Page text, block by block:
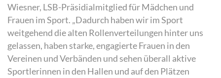
Wiesner, LSB-Präsidialmitglied für Mädchen und
Frauen im Sport. „Dadurch haben wir im Sport
weitgehend die alten Rollenverteilungen hinter uns
gelassen, haben starke, engagierte Frauen in den
Vereinen und Verbänden und sehen überall aktive
Sportlerinnen in den Hallen und auf den Plätzen